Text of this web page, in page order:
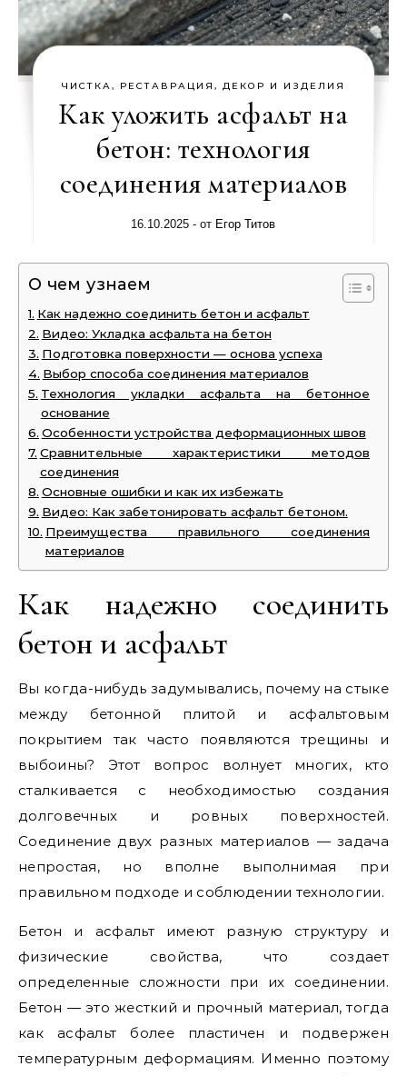
ЧИСТКА, РЕСТАВРАЦИЯ, ДЕКОР И ИЗДЕЛИЯ
Как уложить асфальт на
бетон: технология
соединения материалов
16.10.2025 - от Егор Титов
О чем узнаем
Как надежно соединить бетон и асфальт
Видео: Укладка асфальта на бетон
Подготовка поверхности — основа успеха
Выбор способа соединения материалов
Технология укладки асфальта на бетонное
основание
Особенности устройства деформационных швов
Сравнительные характеристики методов
соединения
Основные ошибки и как их избежать
Видео: Как забетонировать асфальт бетоном.
Преимущества правильного соединения
материалов
Как надежно соединить
бетон и асфальт
Вы когда-нибудь задумывались, почему на стыке
между бетонной плитой и асфальтовым
покрытием так часто появляются трещины и
выбоины? Этот вопрос волнует многих, кто
сталкивается с необходимостью создания
долговечных и ровных поверхностей.
Соединение двух разных материалов — задача
непростая, но вполне выполнимая при
правильном подходе и соблюдении технологии.
Бетон и асфальт имеют разную структуру и
физические свойства, что создает
определенные сложности при их соединении.
Бетон — это жесткий и прочный материал, тогда
как асфальт более пластичен и подвержен
температурным деформациям. Именно поэтому